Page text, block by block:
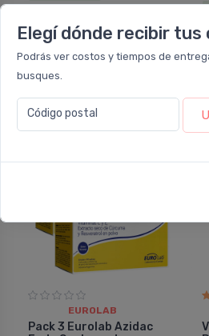
Elegí dónde recibir tus
Podrás ver costos y tiempos de
busques.
Código postal
Agregar
23%
EUROLAB
Pack 3 Eurolab Azidac